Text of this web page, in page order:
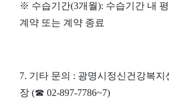
※ 수습기간(3개월): 수습기간 내
계약 또는 계약 종료
7. 기타 문의 : 광명시정신건강복지
장 (☎ 02-897-7786~7)